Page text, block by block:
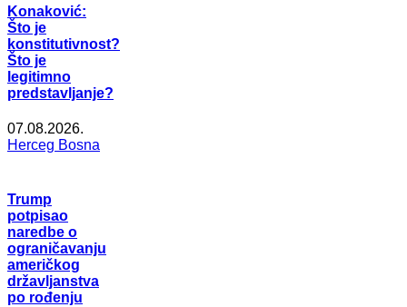
Konaković:
Što je
konstitutivnost?
Što je
legitimno
predstavljanje?
07.08.2026.
Herceg Bosna
Trump
potpisao
naredbe o
ograničavanju
američkog
državljanstva
po rođenju